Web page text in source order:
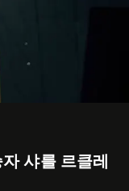
샤를 르클레